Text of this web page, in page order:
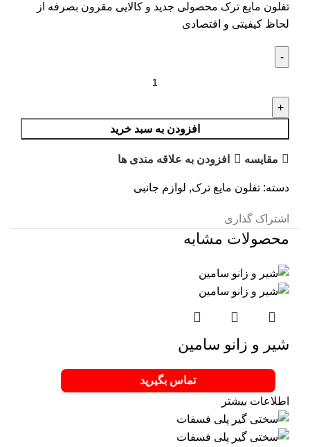
تفلون مایع ترک محصولی جدید و کالایی مقرون بصرفه از
لحاظ کیفیتی و اقتصادی
افزودن به سبد خرید
مقایسه افزودن به علاقه مندی ها
دسته: تفلون مایع ترک, لوازم جانبی
اشتراک گذاری
محصولات مشابه
شیر و زانو سامین
تماس بگیرید
اطلاعات بیشتر